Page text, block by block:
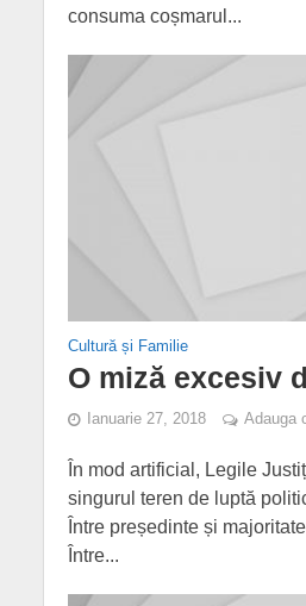
consuma coșmarul...
Cultură și Familie
O miză excesiv
Ianuarie 27, 2018 Adauga
În mod artificial, Legile
singurul teren de luptă
Între președinte și
Între...